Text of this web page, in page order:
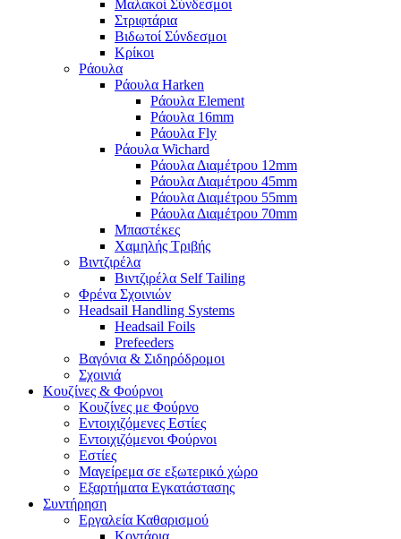
Μαλακοί Σύνδεσμοι
Στριφτάρια
Βιδωτοί Σύνδεσμοι
Κρίκοι
Ράουλα
Ράουλα Harken
Ράουλα Element
Ράουλα 16mm
Ράουλα Fly
Ράουλα Wichard
Ράουλα Διαμέτρου 12mm
Ράουλα Διαμέτρου 45mm
Ράουλα Διαμέτρου 55mm
Ράουλα Διαμέτρου 70mm
Μπαστέκες
Χαμηλής Τριβής
Βιντζιρέλα
Βιντζιρέλα Self Tailing
Φρένα Σχοινιών
Headsail Handling Systems
Headsail Foils
Prefeeders
Βαγόνια & Σιδηρόδρομοι
Σχοινιά
Κουζίνες & Φούρνοι
Κουζίνες με Φούρνο
Εντοιχιζόμενες Εστίες
Εντοιχιζόμενοι Φούρνοι
Εστίες
Μαγείρεμα σε εξωτερικό χώρο
Εξαρτήματα Εγκατάστασης
Συντήρηση
Εργαλεία Καθαρισμού
Κοντάρια